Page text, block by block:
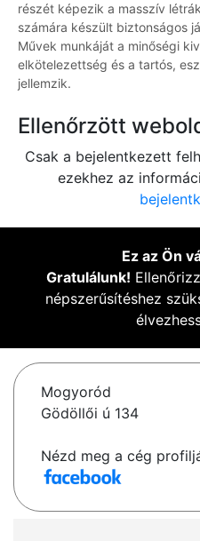
részét képezik a masszív
számára készült biztonságos
Művek munkáját a minőségi
elkötelezettség és a tartós,
jellemzik.
Ellenőrzött
Csak a bejelentkezett
ezekhez az
Ez az Ön
Gratulálunk!
népszerűsítéshez
Mogyoród
Gödöllői ú 134
Nézd meg a cég